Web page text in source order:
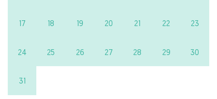
17 18 19 20 21 22 23
24 25 26 27 28 29 30
31